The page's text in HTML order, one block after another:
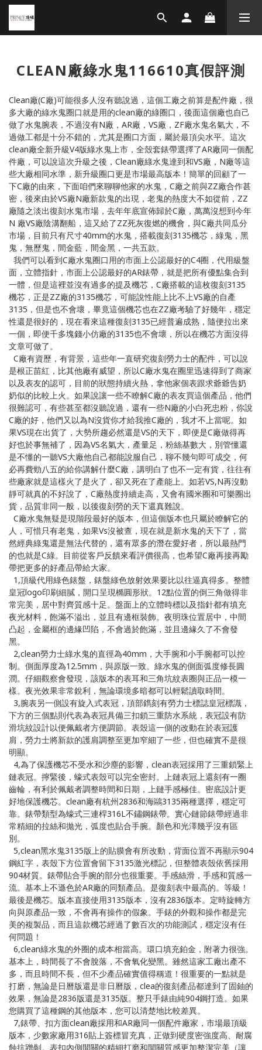
CLEAN廠綠水鬼116610真假評測
Clean廠(C廠)可能很多人沒有聽說過，這個工廠之前算是配件廠，很
多大廠的綠水鬼圈口就是用的clean廠的綠圈口，後面這個廠也自己
做了水鬼腕表，不過沒有N廠，AR廠，VS廠，ZF廠水鬼名氣大，不
過做工都是十分不錯的，尤其是圈口方面，屬於最頂尖水平。這次
clean廠全新升級V4版綠水鬼上市，全殼套錶帶選擇了AR廠同一個配
件廠，可以說這次升級之後，Clean廠綠水鬼達到和VS廠，N廠等這
些大廠相同水準，新升級圈口更是市場最高版本！簡單的回顧了一
下C廠的由來，下面咱們來聊聊他家的水鬼，C廠之前與ZZ廠合作甚
密，後來由於VS廠N廠新款鬼的出現，老鬼的熱度大不如從前，ZZ
廠隨之淡出復刻水鬼市場，去年年底宣佈歸於C廠，萬萬沒想到今年
N 廠VS廠陰溝翻船，這又給了ZZ死灰復燃的機會，與C廠共同瓜分
市場，目前只有尺寸40mm的水鬼，搭載復刻3135機芯，綠鬼，黑
鬼，無歷鬼，間金藍，間金黑，一共五款。
我們可以看到C廠水鬼圈口用的市面上公認最好的C4圈，代用級盤
面，立體指針，市面上公認最好的AR錶帶，就是把所有優點集合到
一體，但是這裡並沒有過多的提及機芯，C廠搭載的這枚復刻3135
機芯，正是ZZ廠的3135機芯，可能說性能上比不上VS廠的自產
3135，但是也不會壞，畢竟這個機芯也在ZZ廠考驗了好幾年，穩定
性還是很好的，現在看來這種復刻3135已經普遍成熟，隨便拉出來
一個，即便千多塊錢小仿廠的3135也不會壞，所以在機芯方面沒得
文章可做了。
C廠有資歷，有背景，這些年一直研究復刻勞力士的配件，可以說
是根正苗紅，比其他廠有威望，所以C廠水鬼在圈里迅速得到了商家
以及表友的認可，目前的狀態持續火熱，拿他家個表跟求爺爺告奶
奶似的比較上火。如果說讓一些不瞭解C廠的表友買這個產品，他們
很難認可，有些甚至都沒聽說過，還有一些N廠的小白死忠粉，你說
C廠的好，他們又以為N沒貨你才給我推C廠的，我才不上當呢。如
果VS現在出貨了，大勢所趨必然還是VS的天下，即便是C廠做得再
好也於事無補了，因為VS名氣大，產量足，粉絲基數大，別管懂還
是不懂的一聽VS大廠他自己都能說服自己，聊不幾句即可成交，何
必再費勁八五的給你講解什麼C廠，講明白了也不一定有貨，往往有
些廠家就是這樣火了是火了，卻又死在了產能上。如若VS,N再沒動
靜可就真的不好說了，C廠熱度持續走高，又會有國米圈和可樂圈出
貨，品質非同一般，以後復刻勞的天下還真難說。
C廠水鬼無疑是現階段最好的版本，但這個版本也只屬於瞭解它的
人，可惜只有老鬼，如果Vs沒被查，現在就是新水鬼的天下了，當
然經典綠鬼還是無法代替的，還有眾多的潛在愛好者，所以最熱門
的也就是C綠。目前從客戶反饋來看評價很高，也希望C廠再接再勵
帶把更多的好產品帶給大家。
1,頂級代用綠色錶盤，錶盤綠色放射效果要比以往逼真得多。整體
皇冠logo印刷細膩，開口呈現橢圓形狀。12點位置的倒三角做得非
常完美，居中對齊質感十足。盤面上的立體時標以及指針都有填充
夜光材料，飽滿不溢出，並且有邊框裝飾。夜明珠位置居中，中間
凸起，金屬框的邊緣凹陷，不會過於飽滿，並且邊緣久了不會發
黑。
2,clean勞力士綠水鬼的直徑為40mm，大手腕和小手腕都可以控
制。側面厚度為12.5mm，與原版一致。綠水鬼的側面弧度修長圓
潤。仔細觀察會發現，該版本的表耳和三角坑紋表圈與正品一模一
樣。夜光效果非常銳利，無論環境多暗都可以輕鬆讀取時間。
3,腕表另一側設有旋入式表冠，頂部鐫刻有勞力士標誌皇冠標識，
下方的三個點則代表為表冠具備三扣鎖三重防水系統，表冠設有防
滑坑紋設計以便佩戴者方便調節。表殼這一側的改動在於表冠護
肩，勞力士將新款的護肩調整至更加窄細了一些，但也確實不是很
明顯。
4,為了保護機芯不受水和沙塵的影響，clean表冠採用了三重鎖緊上
鏈表冠。擰緊後，蠔式表殼可以完全密封。上鏈表冠上還刻有一圈
齒輪，有利於佩戴者調整時間和日期，上鏈手感極佳。密底設計更
好地保護機芯。clean廠有杭州2836和海鷗3135兩種選擇，穩定可
靠。錶帶類型為蠔式三連桿316L不鏽鋼錶帶。實心鏈節錶帶經過非
常精細的拉絲和拋光，弧度也貼合手腕。顏色和光澤幾乎沒有區
別。
5,clean黑水鬼3135版上的貼膜會有所改動，背面位置不再顯示904
鋼紅字，表殼下方位置會留下3135激光標記，但整體表殼依舊採用
904材質。錶帶貼合手腕的部分也很重要。手感絲滑，手感和質感一
流。基本上不遜色於AR廠的同類產品。是復刻表中最高的。等級！
最後是機芯。版本直接使用3135版本，沒有2836版本。定時旋轉方
向與原產品一致，不會再有操作的假象。手錶的外觀和操作都是完
美的複製品，而且這款機芯經過了數百次的功能測試，穩定沒有任
何問題！
6,clean綠水鬼的外圈的成本相當高。環口填充鉑金，附著力很強。
基本上，時間長了不會脫落，不會氧化變黑。雖然這家工廠出產不
多，而且時間不長，但不少產品確實值得稱道！很重要的一點就是
打磨，無論是日曆版還是非日曆版，clea的復刻產品都達到了固鈾的
效果，無論是2836版還是3135版。整只手錶由純904鋼打造。如果
您購買了這種鋼的其他版本，您可以清楚地比較差異。
7,錶帶、扣方面clean廠採用和AR廠同一個配件廠家，市場最頂級
版本，少數家廠用316貼上簽標冒充真，正做到硬度密強度高、耐腐
蝕抗蹭剮。表扣內側開關的精細打磨和開關質感更加整潔完美（讓